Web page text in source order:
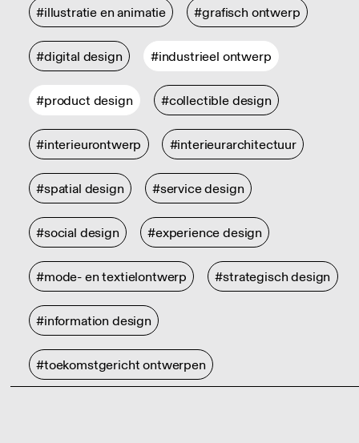
#illustratie en animatie #grafisch ontwerp
#digital design #industrieel ontwerp
#product design #collectible design
#interieurontwerp #interieurarchitectuur
#spatial design #service design
#social design #experience design
#mode- en textielontwerp #strategisch design
#information design
#toekomstgericht ontwerpen